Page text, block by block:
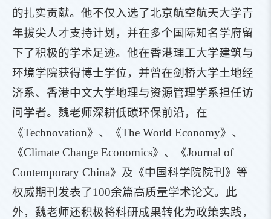
的扎实贡献。他不仅入选了北京航空航天大学青
年拔尖人才支持计划，并在多个国际知名学府留
下了积极的学术足迹。他在香港理工大学建筑与
环境学院获得博士学位，并曾在剑桥大学土地经
济系、香港中文大学地理与资源管理学系担任访
问学者。魏老师深耕低碳环保前沿，在
《Technovation》、《The World Economy》、
《Climate Change Economics》、《Journal of
Contemporary China》及《中国科学院院刊》等
权威期刊发表了100余篇高质量学术论文。此
外，魏老师还积极将科研成果转化为政策实践，